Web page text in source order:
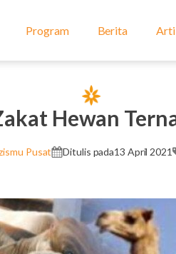
Program Berita
Hewan
Pusat Ditulis pada13 April 2021